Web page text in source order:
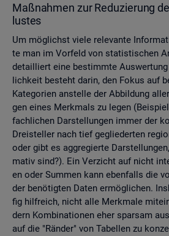
Maß­nah­men zur Re­du­zie­rung
lus­tes
Um mög­lichst viele re­le­van­te
te man im Vor­feld von sta­tis­ti­schen
de­tail­liert eine be­stimm­te
lich­keit be­steht darin, den Fokus auf
Ka­te­go­ri­en an­stel­le der Ab­bil­dung
gen eines Merk­mals zu legen
fach­li­chen Dar­stel­lun­gen immer der
Drei­stel­ler nach tief ge­glie­der­ten
oder gibt es agg­re­gier­te
ma­tiv sind?). Ein Ver­zicht auf nicht
en oder Sum­men kann eben­falls die
der be­nö­tig­ten Daten er­mög­li­chen.
fig hilf­reich, nicht alle Merk­ma­le
dern Kom­bi­na­tio­nen eher spar­sam
auf die "Rän­der" von Ta­bel­len zu